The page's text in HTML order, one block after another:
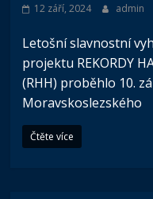
12 září, 2024 admin
Letošní slavnostní
projektu REKORDY
(RHH) proběhlo 10.
Moravskoslezského
Čtěte více